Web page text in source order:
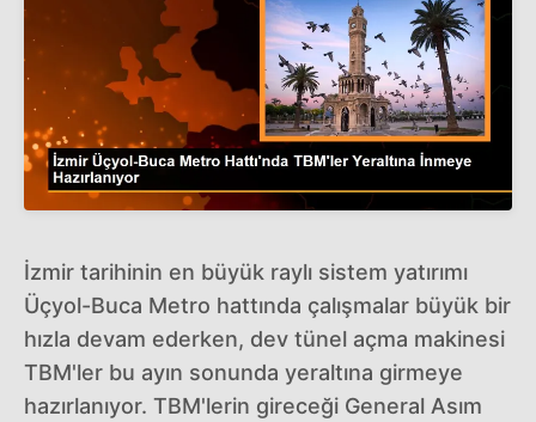
İzmir tarihinin en büyük raylı sistem yatırımı
Üçyol-Buca Metro hattında çalışmalar büyük bir
hızla devam ederken, dev tünel açma makinesi
TBM'ler bu ayın sonunda yeraltına girmeye
hazırlanıyor. TBM'lerin gireceği General Asım